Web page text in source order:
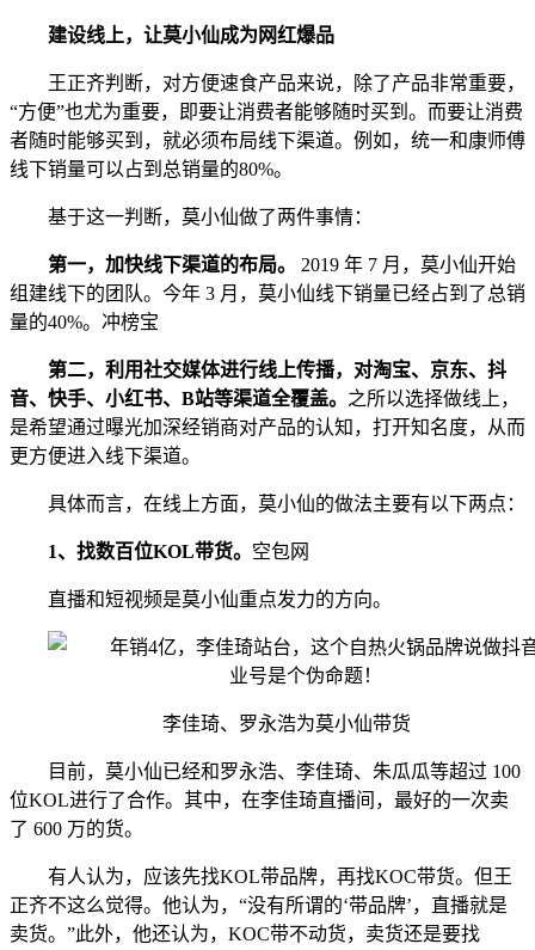
建设线上，让莫小仙成为网红爆品
王正齐判断，对方便速食产品来说，除了产品非常重要，
“方便”也尤为重要，即要让消费者能够随时买到。而要让消费
者随时能够买到，就必须布局线下渠道。例如，统一和康师傅
线下销量可以占到总销量的80%。
基于这一判断，莫小仙做了两件事情：
第一，加快线下渠道的布局。
2019 年 7 月，莫小仙开始
组建线下的团队。今年 3 月，莫小仙线下销量已经占到了总销
量的40%。冲榜宝
第二，利用社交媒体进行线上传播，对淘宝、京东、抖
音、快手、小红书、B站等渠道全覆盖。 之所以选择做线上，
是希望通过曝光加深经销商对产品的认知，打开知名度，从而
更方便进入线下渠道。
具体而言，在线上方面，莫小仙的做法主要有以下两点：
1、找数百位KOL带货。 空包网
直播和短视频是莫小仙重点发力的方向。
李佳琦、罗永浩为莫小仙带货
目前，莫小仙已经和罗永浩、李佳琦、朱瓜瓜等超过 100
位KOL进行了合作。其中，在李佳琦直播间，最好的一次卖
了 600 万的货。
有人认为，应该先找KOL带品牌，再找KOC带货。但王
正齐不这么觉得。他认为，“没有所谓的‘带品牌’，直播就是
卖货。”此外，他还认为，KOC带不动货，卖货还是要找